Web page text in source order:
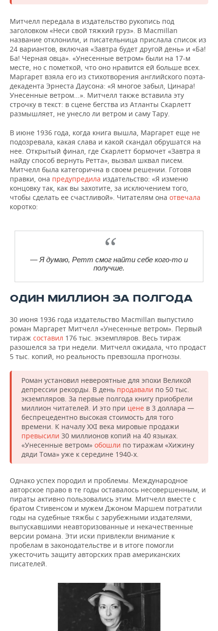
Митчелл передала в издательство рукопись под
заголовком «Неси свой тяжкий груз». В Macmillan
название отклонили, и писательница прислала список из
24 вариантов, включая «Завтра будет другой день» и «Ба!
Ба! Черная овца». «Унесенные ветром» были на 17-м
месте, но с пометкой, что оно нравится ей больше всех.
Маргарет взяла его из стихотворения английского поэта-
декадента Эрнеста Даусона: «Я многое забыл, Цинара!
Унесенные ветром...». Митчелл также вставила эту
строчку в текст: в сцене бегства из Атланты Скарлетт
размышляет, не унесло ли ветром и саму Тару.
В июне 1936 года, когда книга вышла, Маргарет еще не
подозревала, какая слава и какой скандал обрушатся на
нее. Открытый финал, где Скарлетт бормочет «Завтра я
найду способ вернуть Ретта», вызвал шквал писем.
Митчелл была категорична в своем решении. Готовя
правки, она предупредила издательство: «Я изменю
концовку так, как вы захотите, за исключением того,
чтобы сделать ее счастливой». Читателям она отвечала
коротко:
— Я думаю, Ретт смог найти себе кого-то и
получше.
ОДИН МИЛЛИОН ЗА ПОЛГОДА
30 июня 1936 года издательство Macmillan выпустило
роман Маргарет Митчелл «Унесенные ветром». Первый
тираж составил 176 тыс. экземпляров. Весь тираж
разошелся за три недели. Митчелл ожидала, что продаст
5 тыс. копий, но реальность превзошла прогнозы.
Роман установил невероятные для эпохи Великой
депрессии рекорды. В день продавали по 50 тыс.
экземпляров. За первые полгода книгу приобрели
миллион читателей. И это при цене в 3 доллара —
беспрецедентно высокая стоимость для того
времени. К началу XXI века мировые продажи
превысили 30 миллионов копий на 40 языках.
«Унесенные ветром» обошли по тиражам «Хижину
дяди Тома» уже к середине 1940-х.
Однако успех породил и проблемы. Международное
авторское право в те годы оставалось несовершенным, и
пираты активно пользовались этим. Митчелл вместе с
братом Стивенсом и мужем Джоном Маршем потратили
годы на судебные тяжбы с зарубежными издателями,
выпускавшими неавторизованные и некачественные
версии романа. Эти иски привлекли внимание к
пробелам в законодательстве и в итоге помогли
ужесточить защиту авторских прав американских
писателей.